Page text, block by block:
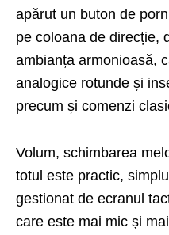
apărut un buton de
pe coloana de direcție,
ambianța armonioasă,
analogice rotunde și
precum și comenzi
Volum, schimbarea
totul este practic,
gestionat de ecranul
care este mai mic și